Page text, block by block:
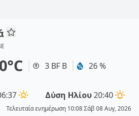
3 BF Β 26 %
Δύση Ηλίου20:40
Τελευταία ενημέρωση 10:08 Σάβ 08 Αυγ, 2026